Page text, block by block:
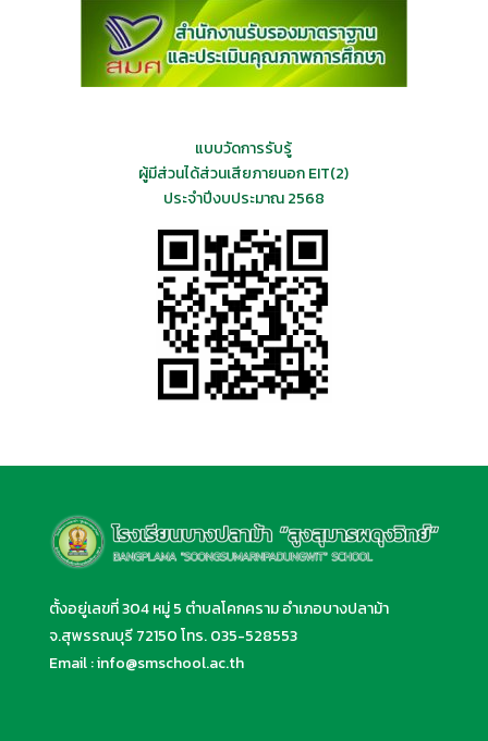
แบบวัดการรับรู้
ผู้มีส่วนได้ส่วนเสียภายนอก EIT(2)
ประจำปีงบประมาณ 2568
ตั้งอยู่เลขที่ 304 หมู่ 5 ตำบลโคกคราม อำเภอบางปลาม้า
จ.สุพรรณบุรี 72150 โทร.035-528553
Email :info@smschool.ac.th